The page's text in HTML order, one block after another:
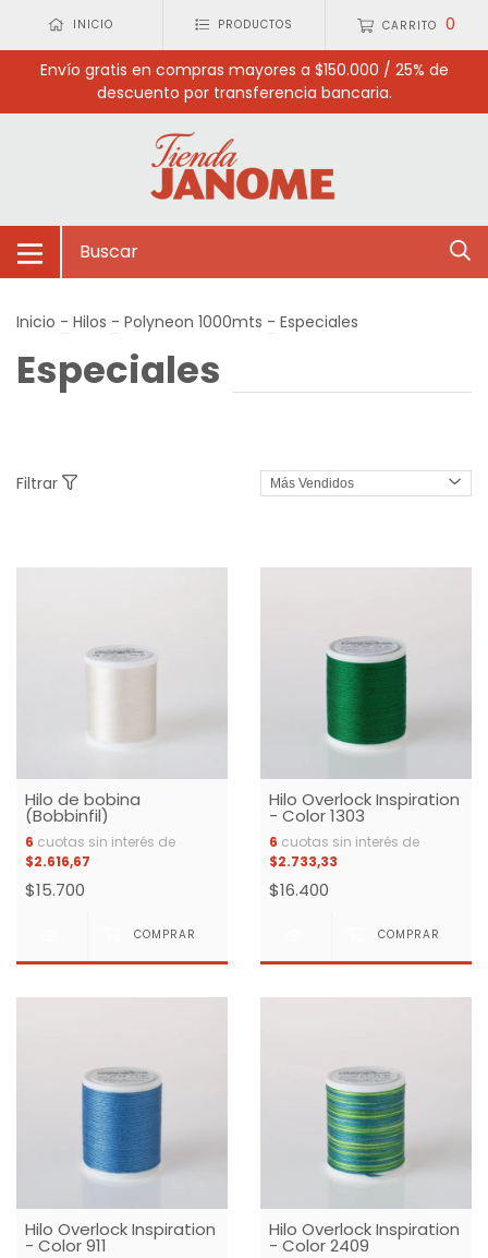
INICIO PRODUCTOS CARRITO 0
Envío gratis en compras mayores a $150.000 / 25% de
descuento por transferencia bancaria.
Inicio - Hilos - Polyneon 1000mts - Especiales
Especiales
Filtrar
Hilo de bobina
(Bobbinfil)
6 cuotas sin interés de
$2.616,67
$15.700
Hilo Overlock Inspiration
- Color 1303
6 cuotas sin interés de
$2.733,33
$16.400
Hilo Overlock Inspiration
- Color 911
Hilo Overlock Inspiration
- Color 2409